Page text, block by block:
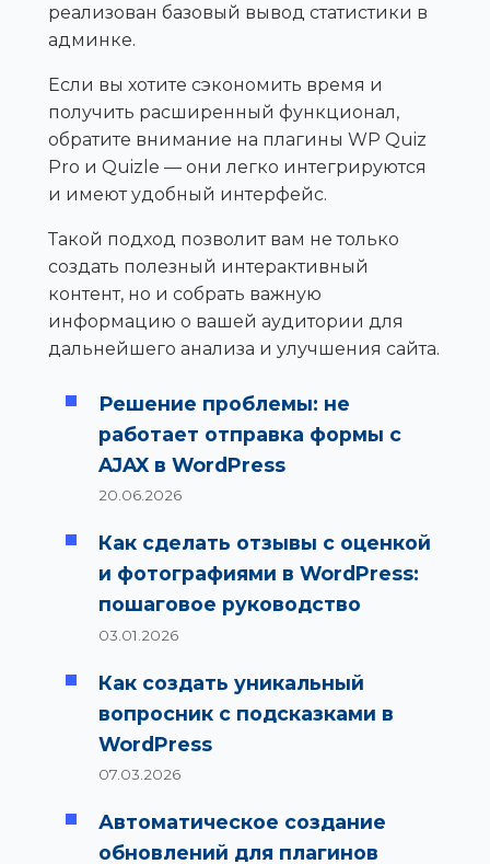
реализован базовый вывод статистики в
админке.
Если вы хотите сэкономить время и
получить расширенный функционал,
обратите внимание на плагины WP Quiz
Pro и Quizle — они легко интегрируются
и имеют удобный интерфейс.
Такой подход позволит вам не только
создать полезный интерактивный
контент, но и собрать важную
информацию о вашей аудитории для
дальнейшего анализа и улучшения сайта.
Решение проблемы: не
работает отправка формы с
AJAX в WordPress
20.06.2026
Как сделать отзывы с оценкой
и фотографиями в WordPress:
пошаговое руководство
03.01.2026
Как создать уникальный
вопросник с подсказками в
WordPress
07.03.2026
Автоматическое создание
обновлений для плагинов